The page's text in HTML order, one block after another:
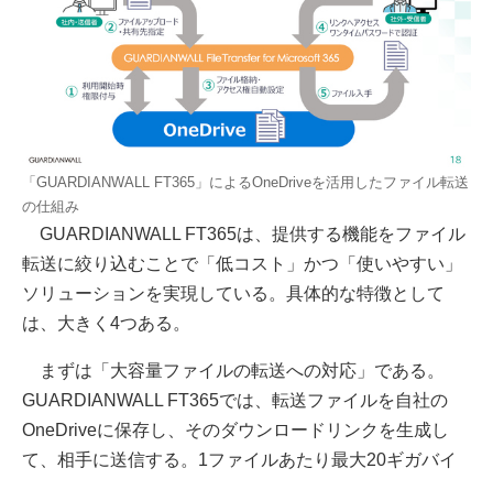
「GUARDIANWALL FT365」によるOneDriveを活用したファイル転送
の仕組み
GUARDIANWALL FT365は、提供する機能をファイル
転送に絞り込むことで「低コスト」かつ「使いやすい」
ソリューションを実現している。具体的な特徴として
は、大きく4つある。
まずは「大容量ファイルの転送への対応」である。
GUARDIANWALL FT365では、転送ファイルを自社の
OneDriveに保存し、そのダウンロードリンクを生成し
て、相手に送信する。1ファイルあたり最大20ギガバイ